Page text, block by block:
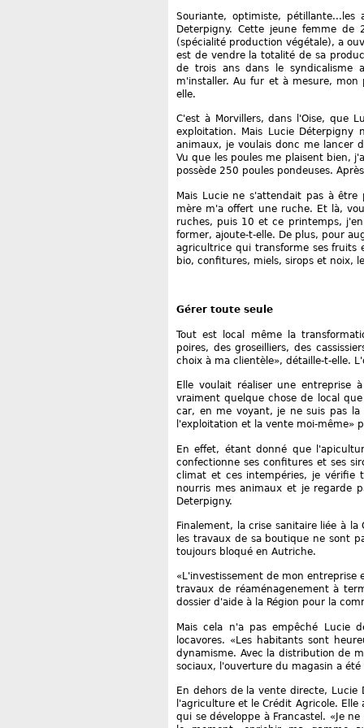
Souriante, optimiste,
Deterpigny. Cette jeune femme de
(spécialité production végétale), a
est de vendre la totalité de sa
de trois ans dans le syndicalisme
m'installer. Au fur et à mesure,
elle.
C'est à Morvillers, dans l'Oise, que
exploitation. Mais Lucie Déterpigny
animaux, je voulais donc me lancer
Vu que les poules me plaisent bien,
possède 250 poules pondeuses.
Mais Lucie ne s'attendait pas à
mère m'a offert une ruche. Et là,
ruches, puis 10 et ce printemps,
former, ajoute-t-elle. De plus, pour
agricultrice qui transforme ses fruits
bio, confitures, miels, sirops et noix,
Gérer toute seule
Tout est local même la
poires, des groseilliers, des
choix à ma clientèle», détaille-t-elle.
Elle voulait réaliser une entreprise
vraiment quelque chose de local
car, en me voyant, je ne suis pas
l'exploitation et la vente moi-même»
En effet, étant donné que
confectionne ses confitures et ses
climat et ces intempéries, je vérifie
nourris mes animaux et je regarde
Deterpigny.
Finalement, la crise sanitaire liée à
les travaux de sa boutique ne sont
toujours bloqué en Autriche.
«L'investissement de mon
travaux de réaménagenement à
dossier d'aide à la Région pour la
Mais cela n'a pas empêché Lucie
locavores. «Les habitants sont
dynamisme. Avec la distribution de
sociaux, l'ouverture du magasin a
En dehors de la vente directe, Lucie
l'agriculture et le Crédit Agricole.
qui se développe à Francastel. «Je